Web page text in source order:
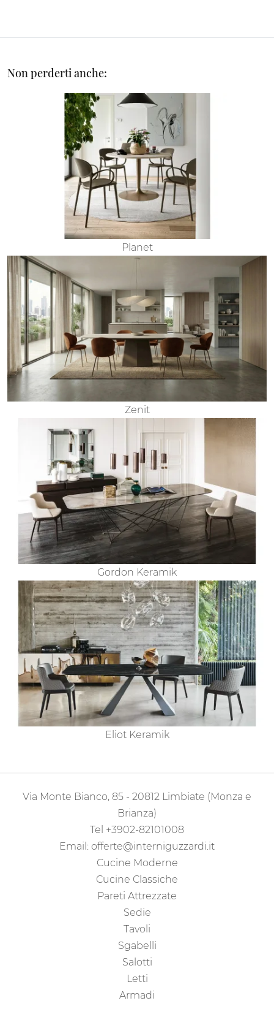
Non perderti anche:
Planet
Zenit
Gordon Keramik
Eliot Keramik
Via Monte Bianco, 85 - 20812 Limbiate (Monza e
Brianza)
Tel +3902-82101008
Email: offerte@interniguzzardi.it
Cucine Moderne
Cucine Classiche
Pareti Attrezzate
Sedie
Tavoli
Sgabelli
Salotti
Letti
Armadi